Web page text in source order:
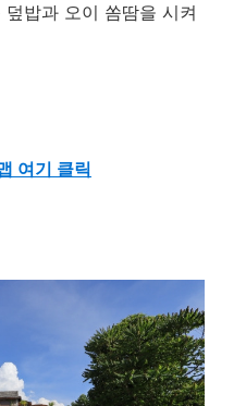
밥과 오이 쏨땀을 시켜
여기 클릭